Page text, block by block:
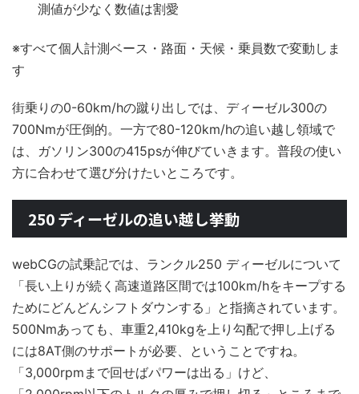
測値が少なく数値は割愛
※すべて個人計測ベース・路面・天候・乗員数で変動しま
す
街乗りの0-60km/hの蹴り出しでは、ディーゼル300の
700Nmが圧倒的。一方で80-120km/hの追い越し領域で
は、ガソリン300の415psが伸びていきます。普段の使い
方に合わせて選び分けたいところです。
250 ディーゼルの追い越し挙動
webCGの試乗記では、ランクル250 ディーゼルについて
「長い上りが続く高速道路区間では100km/hをキープする
ためにどんどんシフトダウンする」と指摘されています。
500Nmあっても、車重2,410kgを上り勾配で押し上げる
には8AT側のサポートが必要、ということですね。
「3,000rpmまで回せばパワーは出る」けど、